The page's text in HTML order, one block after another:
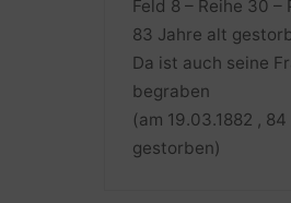
Feld 8 – Reihe 30 –
83 Jahre alt
Da ist auch seine
begraben
(am 19.03.1882 ,
gestorben)